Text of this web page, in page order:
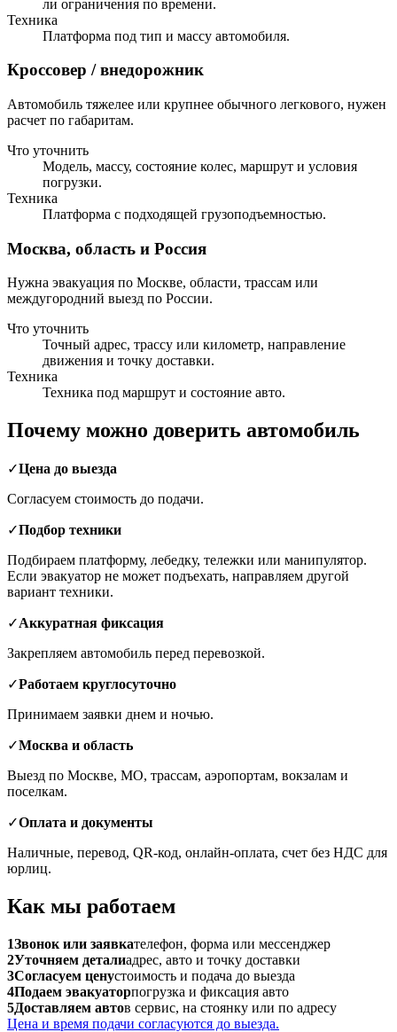
ли ограничения по времени.
Техника
Платформа под тип и массу автомобиля.
Кроссовер / внедорожник
Автомобиль тяжелее или крупнее обычного легкового, нужен
расчет по габаритам.
Что уточнить
Модель, массу, состояние колес, маршрут и условия
погрузки.
Техника
Платформа с подходящей грузоподъемностью.
Москва, область и Россия
Нужна эвакуация по Москве, области, трассам или
междугородний выезд по России.
Что уточнить
Точный адрес, трассу или километр, направление
движения и точку доставки.
Техника
Техника под маршрут и состояние авто.
Почему можно доверить автомобиль
✓Цена до выезда
Согласуем стоимость до подачи.
✓Подбор техники
Подбираем платформу, лебедку, тележки или манипулятор.
Если эвакуатор не может подъехать, направляем другой
вариант техники.
✓Аккуратная фиксация
Закрепляем автомобиль перед перевозкой.
✓Работаем круглосуточно
Принимаем заявки днем и ночью.
✓Москва и область
Выезд по Москве, МО, трассам, аэропортам, вокзалам и
поселкам.
✓Оплата и документы
Наличные, перевод, QR-код, онлайн-оплата, счет без НДС для
юрлиц.
Как мы работаем
1Звонок или заявкателефон, форма или мессенджер
2Уточняем деталиадрес, авто и точку доставки
3Согласуем ценустоимость и подача до выезда
4Подаем эвакуаторпогрузка и фиксация авто
5Доставляем автов сервис, на стоянку или по адресу
Цена и время подачи согласуются до выезда.